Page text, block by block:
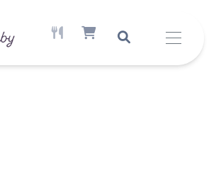
AKTÍV ÉTREND ELÉRHETŐ
SHOPPING CART ITEM COUNT